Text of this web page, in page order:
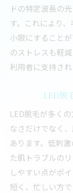
ドの特定波長の
す。これにより
小限にすること
のストレスも軽
利用者に支持され
LED脱
LED脱毛が多く
なさだけでなく
あります。低刺
た肌トラブルの
しやすい点がポ
短く、忙しい方